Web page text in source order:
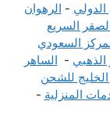
- الرهوان
السريع
السعودي
الذهبي - الساهر
للشحن
المنزلية -